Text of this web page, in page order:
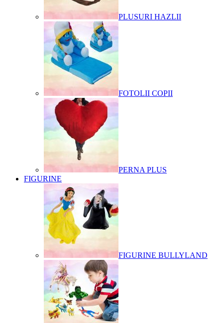
PLUSURI HAZLII
FOTOLII COPII
PERNA PLUS
FIGURINE
FIGURINE BULLYLAND